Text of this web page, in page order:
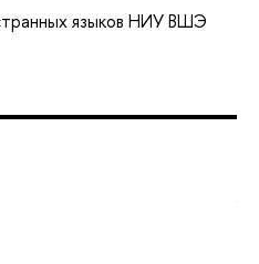
языков НИУ ВШЭ